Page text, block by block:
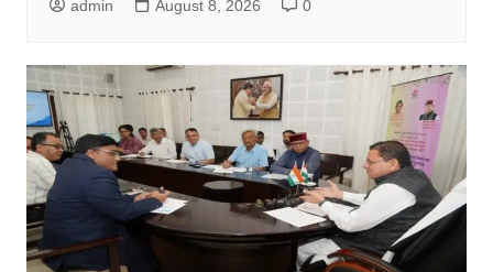
admin August 8, 2026 0